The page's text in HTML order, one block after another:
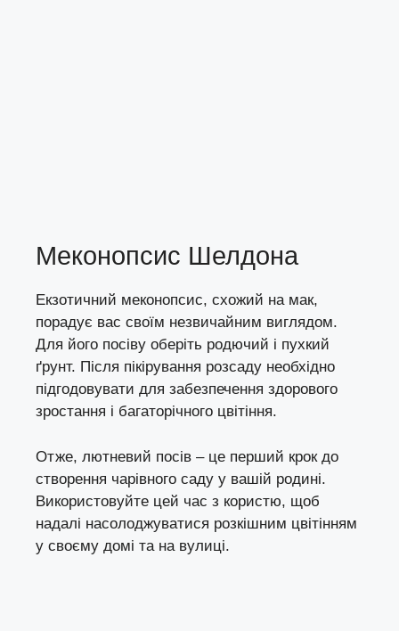
Меконопсис Шелдона
Екзотичний меконопсис, схожий на мак,
порадує вас своїм незвичайним виглядом.
Для його посіву оберіть родючий і пухкий
ґрунт. Після пікірування розсаду необхідно
підгодовувати для забезпечення здорового
зростання і багаторічного цвітіння.
Отже, лютневий посів – це перший крок до
створення чарівного саду у вашій родині.
Використовуйте цей час з користю, щоб
надалі насолоджуватися розкішним цвітінням
у своєму домі та на вулиці.